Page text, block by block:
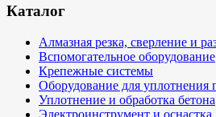
Каталог
Алмазная резка, сверление и
Вспомогательное оборудование
Крепежные системы
Оборудование для уплотнения
Уплотнение и обработка бетона